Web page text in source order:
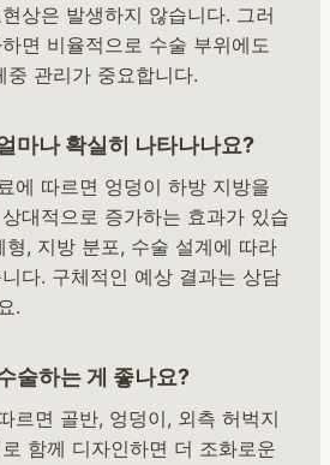
상은 발생하지 않습니다. 그러
면 비율적으로 수술 부위에도
관리가 중요합니다.
마나 확실히 나타나나요?
에 따르면 엉덩이 하방 지방을
대적으로 증가하는 효과가 있습
, 지방 분포, 수술 설계에 따라
다. 구체적인 예상 결과는 상담
.
술하는 게 좋나요?
르면 골반, 엉덩이, 외측 허벅지
함께 디자인하면 더 조화로운